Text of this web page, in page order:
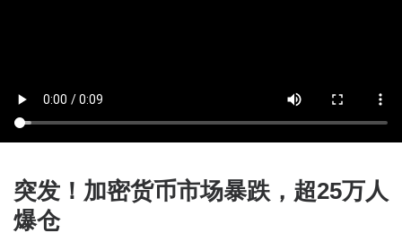
突发！加密货币市场暴跌，超25万人
爆仓